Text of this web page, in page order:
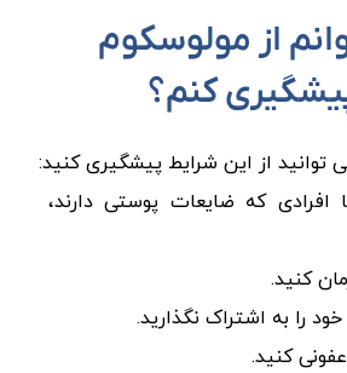
از مولوسکوم
کنم؟
توانید از این شرایط پیشگیری کنید:
که ضایعات پوستی دارند،
کنید.
را به اشتراک نگذارید.
کنید.